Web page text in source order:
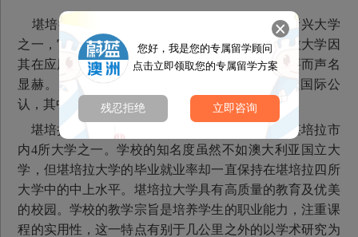
堪培拉大学(University of Canberra)是澳大利亚新兴大学
之一，它创建于1967年，位于首都堪培拉。堪培拉大学因
其在应用研究和教学方案上十分注重专业化的需要而声名
显赫。大学教学模式灵活多样，开设的学位课程国际公
认，其中包括会计学、工商与信息技术等。
堪培拉大学位于澳大利亚的首府堪培拉市，是堪培拉市
内4所大学之一。学校的知名度虽然不如澳大利亚国立大
学，但堪培拉大学的毕业就业率却一直保持在堪培拉四所
大学中的中上水平。堪培拉大学具有高质量的教育及优美
的校园。学校的教学宗旨是培养学生的职业能力，注重课
程的实用性，这一特点有别于几公里之外的以学术研究为
您好，我是您的专属留学顾问
点击立即领取您的专属留学方案
残忍拒绝 立即咨询